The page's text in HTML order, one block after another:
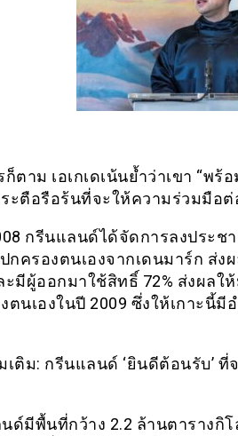
ก็ตาม เอเกเดเน้นย้ำว่าเขา “พ
ะตือรือร้นที่จะให้ความร่วมมือ
กรีนแลนด์ได้จัดการลงประช
กครองตนเองจากเดนมาร์ก ส่ง
ะมีผู้ออกมาใช้สิทธิ์ 72% ส่งผล
ตนเองในปี 2009 ซึ่งให้เกาะนี้
เติม: กรีนแลนด์ ‘ยินดีต้อนรับ’ ที่
ด์มีพื้นที่กว้าง 2.2 ล้านตารางกิ